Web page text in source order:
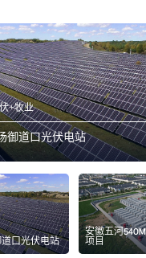
+牧业
御道口光伏电站
储能
沙特多功能智